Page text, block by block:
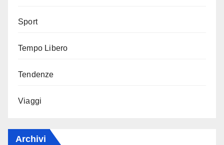
Sport
Tempo Libero
Tendenze
Viaggi
Archivi